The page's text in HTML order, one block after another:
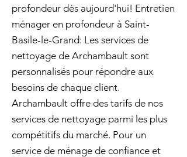
profondeur dès aujourd'hui! Entretien
ménager en profondeur à Saint-
Basile-le-Grand: Les services de
nettoyage de Archambault sont
personnalisés pour répondre aux
besoins de chaque client.
Archambault offre des tarifs de nos
services de nettoyage parmi les plus
compétitifs du marché. Pour un
service de ménage de confiance et